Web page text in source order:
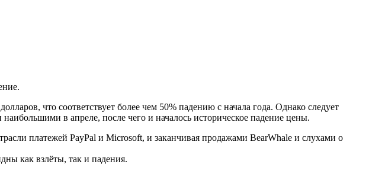
что соответствует более чем 50% падению с начала года. Однако следует
в апреле, после чего и началось историческое падение цены.
платежей PayPal и Microsoft, и заканчивая продажами BearWhale и слухами о
как взлёты, так и падения.